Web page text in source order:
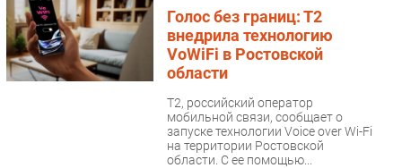
Интернет
Мобильная связь
Фиксированная связь
Интеграция
Голос без границ: Т2
внедрила технологию
VoWiFi в Ростовской
области
T2, российский оператор
мобильной связи, сообщает о
запуске технологии Voice over Wi-Fi
на территории Ростовской
области. С ее помощью...